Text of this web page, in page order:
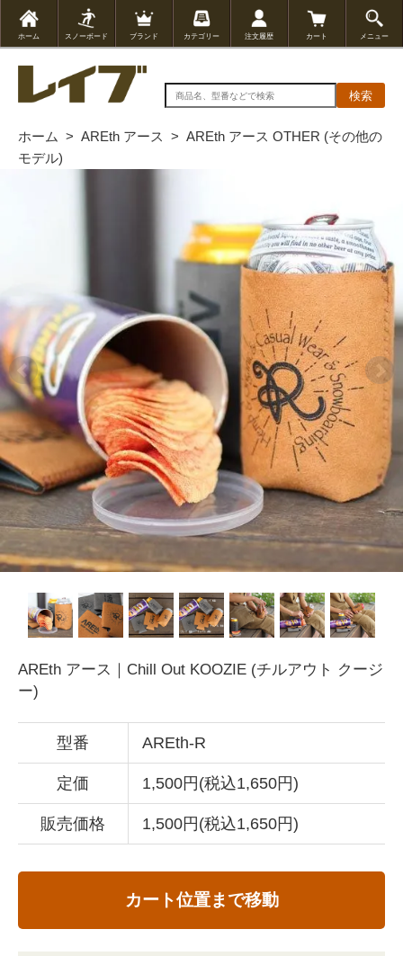
ホーム スノーボード ブランド カテゴリー 注文履歴 カート メニュー
検索
ホーム > AREth アース > AREth アース OTHER (その他の
モデル)
AREth アース｜Chill Out KOOZIE (チルアウト クージ
ー)
型番 AREth-R
定価 1,500円(税込1,650円)
販売価格 1,500円(税込1,650円)
カート位置まで移動